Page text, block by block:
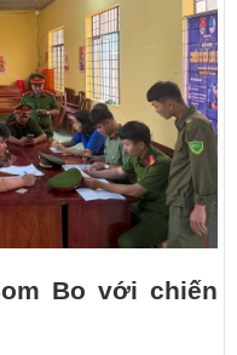
Bo với chiến